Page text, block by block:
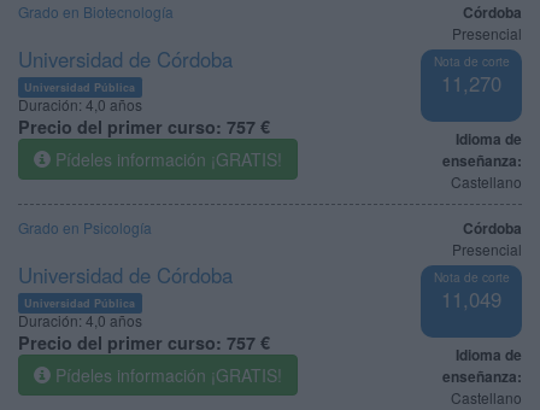
Córdoba
Presencial
Nota de corte
11,270
Idioma de
enseñanza:
Castellano
Grado en Biotecnología
Universidad de Córdoba
Universidad Pública
Duración:4,0 años
Precio del primer curso: 757 €
Pídeles información ¡GRATIS!
Córdoba
Presencial
Nota de corte
11,049
Idioma de
enseñanza:
Castellano
Grado en Psicología
Universidad de Córdoba
Universidad Pública
Duración:4,0 años
Precio del primer curso: 757 €
Pídeles información ¡GRATIS!